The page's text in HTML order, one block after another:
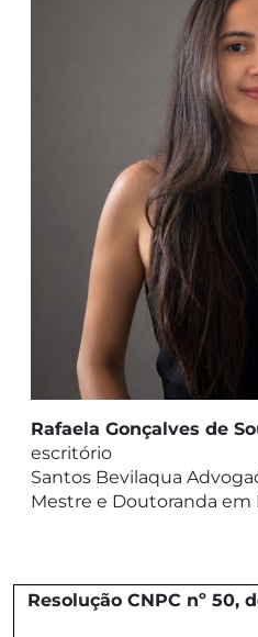
Rafaela Gonçalves de
escritório
Santos Bevilaqua
Mestre e Doutoranda em
Resolução CNPC nº 50,